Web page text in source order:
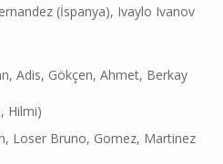
(İspanya), Ivaylo Ivanov
Adis, Gökçen, Ahmet, Berkay
Hilmi)
Loser Bruno, Gomez, Martinez